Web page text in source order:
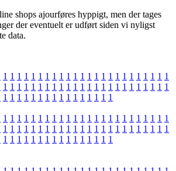
shops ajourføres hyppigt, men der tages
der eventuelt er udført siden vi nyligst
data.
1 1 1 1 1 1 1 1 1 1 1 1 1 1 1 1 1 1 1 1 1 1 1 1
1 1 1 1 1 1 1 1 1 1 1 1 1 1 1 1 1 1 1 1 1 1 1 1
1 1 1 1 1 1 1 1 1 1 1 1 1 1 1 1
1 1 1 1 1 1 1 1 1 1 1 1 1 1 1 1 1 1 1 1 1 1 1 1
1 1 1 1 1 1 1 1 1 1 1 1 1 1 1 1 1 1 1 1 1 1 1 1
1 1 1 1 1 1 1 1 1 1 1 1 1 1 1 1